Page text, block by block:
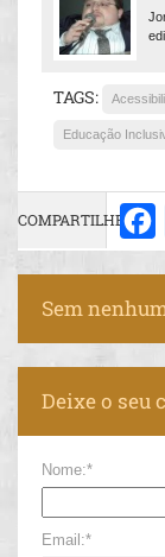
TAGS:
Educação
COMPARTILHE:
Sem
Deixe o seu
Nome:*
Email:*